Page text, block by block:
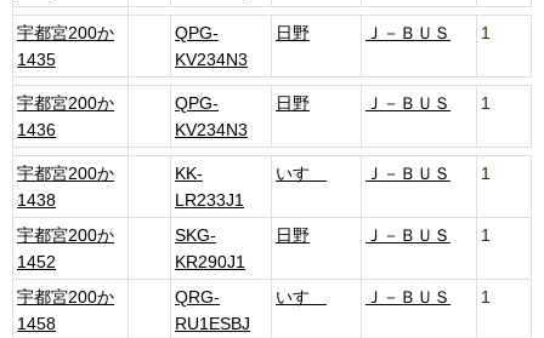
宇都宮200か
1435
QPG-
KV234N3
日野 Ｊ－ＢＵＳ 1
宇都宮200か
1436
QPG-
KV234N3
日野 Ｊ－ＢＵＳ 1
宇都宮200か
1438
KK-
LR233J1
いすゞ Ｊ－ＢＵＳ 1
宇都宮200か
1452
SKG-
KR290J1
日野 Ｊ－ＢＵＳ 1
宇都宮200か
1458
QRG-
RU1ESBJ
いすゞ Ｊ－ＢＵＳ 1